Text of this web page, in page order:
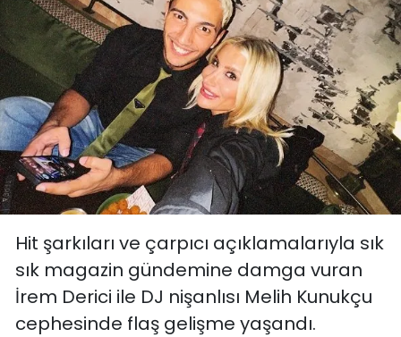
Hit şarkıları ve çarpıcı açıklamalarıyla sık
sık magazin gündemine damga vuran
İrem Derici ile DJ nişanlısı Melih Kunukçu
cephesinde flaş gelişme yaşandı.